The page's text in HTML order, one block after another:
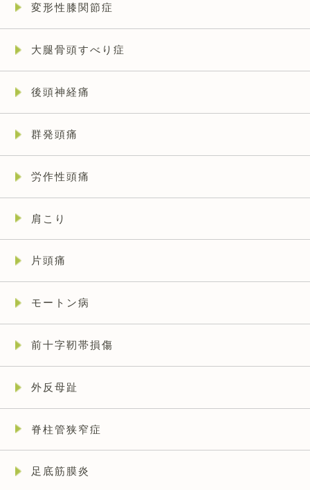
変形性膝関節症
大腿骨頭すべり症
後頭神経痛
群発頭痛
労作性頭痛
肩こり
片頭痛
モートン病
前十字靭帯損傷
外反母趾
脊柱管狭窄症
足底筋膜炎